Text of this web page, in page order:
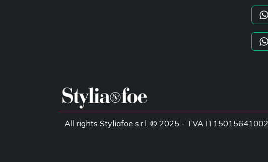
All rights Styliafoe s.r.l. © 2025 - TVA IT15015641002